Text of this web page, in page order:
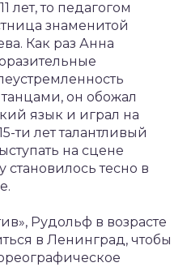
лет, то педагогом
знаменитой
Как раз Анна
он обожал
язык и играл на
ти лет талантливый
на сцене
становилось тесно в
Рудольф в возрасте
в Ленинград, чтобы